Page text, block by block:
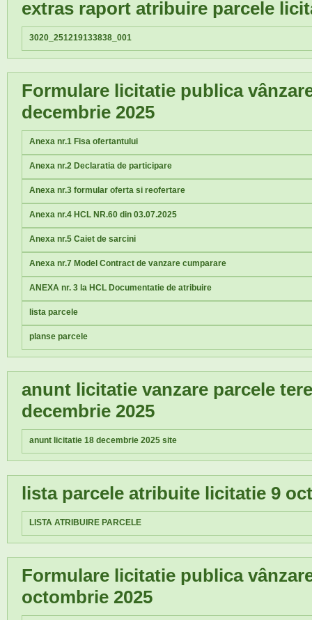
extras raport atribuire parcele
3020_251219133838_001
Formulare licitatie publica
decembrie 2025
Anexa nr.1 Fisa ofertantului
Anexa nr.2 Declaratia de participare
Anexa nr.3 formular oferta si reofertare
Anexa nr.4 HCL NR.60 din 03.07.2025
Anexa nr.5 Caiet de sarcini
Anexa nr.7 Model Contract de vanzare cumparare
ANEXA nr. 3 la HCL Documentatie de atribuire
lista parcele
planse parcele
anunt licitatie vanzare parcele
decembrie 2025
anunt licitatie 18 decembrie 2025 site
lista parcele atribuite licitatie 9
LISTA ATRIBUIRE PARCELE
Formulare licitatie publica
octombrie 2025